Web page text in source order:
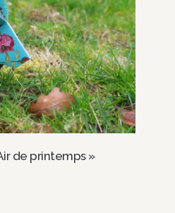
de printemps »